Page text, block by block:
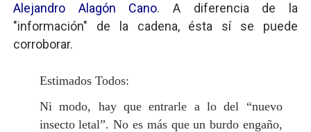
Alejandro Alagón Cano. A diferencia de la
"información" de la cadena, ésta sí se puede
corroborar.
Estimados Todos:
Ni modo, hay que entrarle a lo del “nuevo
insecto letal”. No es más que un burdo engaño,